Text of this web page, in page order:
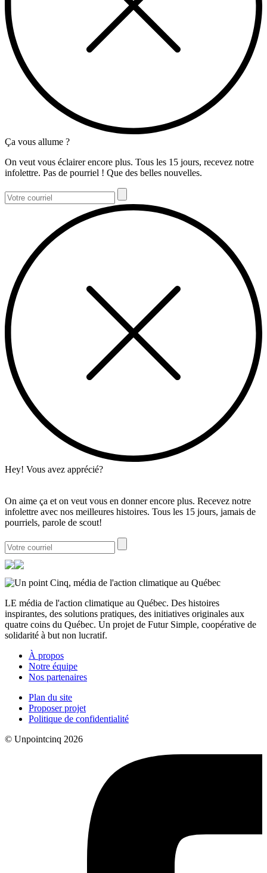
Ça vous allume ?
On veut vous éclairer encore plus. Tous les 15 jours, recevez notre
infolettre. Pas de pourriel ! Que des belles nouvelles.
Hey! Vous avez apprécié?
On aime ça et on veut vous en donner encore plus. Recevez notre
infolettre avec nos meilleures histoires. Tous les 15 jours, jamais de
pourriels, parole de scout!
LE média de l'action climatique au Québec. Des histoires
inspirantes, des solutions pratiques, des initiatives originales aux
quatre coins du Québec. Un projet de Futur Simple, coopérative de
solidarité à but non lucratif.
À propos
Notre équipe
Nos partenaires
Plan du site
Proposer projet
Politique de confidentialité
© Unpointcinq 2026